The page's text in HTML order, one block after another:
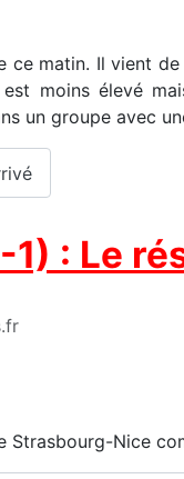
ce matin. Il vient
moins élevé
un groupe avec
: Le
Strasbourg-Nice